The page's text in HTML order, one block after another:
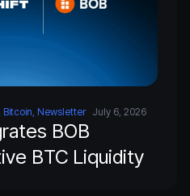
Bitcoin, Newsletter July 6, 2026
BOB
BTC Liquidity